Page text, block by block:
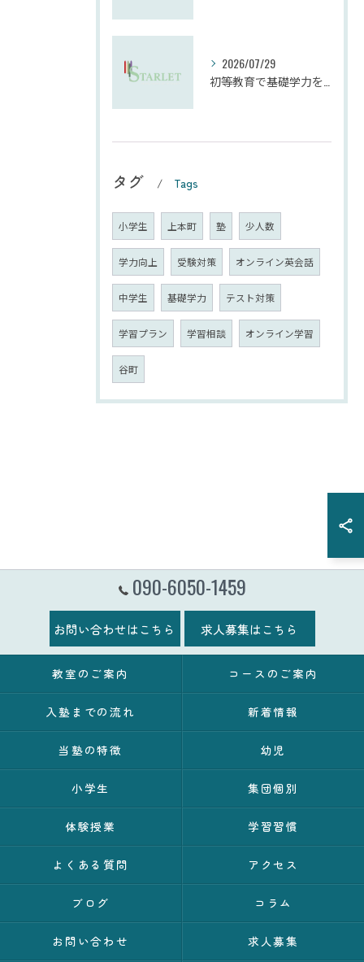
2026/07/29
タグ Tags
小学生 上本町 塾 少人数
学力向上 受験対策 オンライン英会話
中学生 基礎学力 テスト対策
学習プラン 学習相談 オンライン学習
谷町
090-6050-1459
お問い合わせはこちら 求人募集はこちら
教室のご案内 コースのご案内
入塾までの流れ 新着情報
当塾の特徴 幼児
小学生 集団個別
体験授業 学習習慣
よくある質問 アクセス
ブログ コラム
お問い合わせ 求人募集